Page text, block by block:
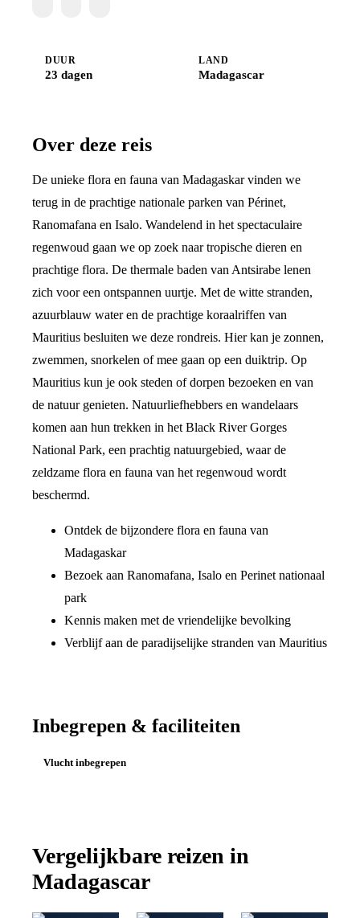
DUUR
23 dagen
LAND
Madagascar
Over deze reis
De unieke flora en fauna van Madagaskar vinden we
terug in de prachtige nationale parken van Périnet,
Ranomafana en Isalo. Wandelend in het spectaculaire
regenwoud gaan we op zoek naar tropische dieren en
prachtige flora. De thermale baden van Antsirabe lenen
zich voor een ontspannen uurtje. Met de witte stranden,
azuurblauw water en de prachtige koraalriffen van
Mauritius besluiten we deze rondreis. Hier kan je zonnen,
zwemmen, snorkelen of mee gaan op een duiktrip. Op
Mauritius kun je ook steden of dorpen bezoeken en van
de natuur genieten. Natuurliefhebbers en wandelaars
komen aan hun trekken in het Black River Gorges
National Park, een prachtig natuurgebied, waar de
zeldzame flora en fauna van het regenwoud wordt
beschermd.
Ontdek de bijzondere flora en fauna van
Madagaskar
Bezoek aan Ranomafana, Isalo en Perinet nationaal
park
Kennis maken met de vriendelijke bevolking
Verblijf aan de paradijselijke stranden van Mauritius
Inbegrepen & faciliteiten
Vlucht inbegrepen
Vergelijkbare reizen in
Madagascar